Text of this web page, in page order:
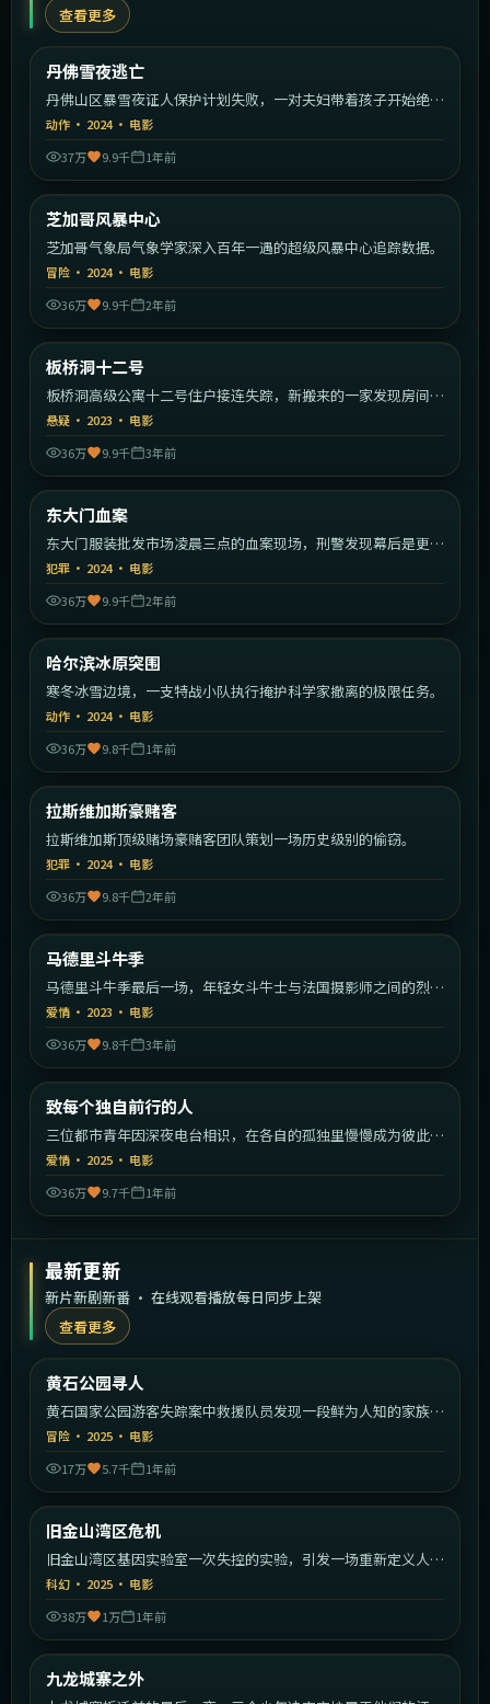
查看更多
热门
丹佛雪夜逃亡
丹佛山区暴雪夜证人保护计划失败，一对夫妇带着孩子开始绝命
逃亡。
动作 · 2024· 电影
37万
9.9千 1年前
热门
芝加哥风暴中心
芝加哥气象局气象学家深入百年一遇的超级风暴中心追踪数据。
冒险 · 2024· 电影
36万
9.9千 2年前
热门
板桥洞十二号
板桥洞高级公寓十二号住户接连失踪，新搬来的一家发现房间里
藏着秘密。
悬疑 · 2023 · 电影
36万
9.9千 3年前
热门
东大门血案
东大门服装批发市场凌晨三点的血案现场，刑警发现幕后是更大
的黑色产业。
犯罪 · 2024· 电影
36万
9.9千 2年前
热门
哈尔滨冰原突围
寒冬冰雪边境，一支特战小队执行掩护科学家撤离的极限任务。
动作 · 2024· 电影
36万
9.8千 1年前
热门
拉斯维加斯豪赌客
拉斯维加斯顶级赌场豪赌客团队策划一场历史级别的偷窃。
犯罪 · 2024· 电影
36万
9.8千 2年前
热门
马德里斗牛季
马德里斗牛季最后一场，年轻女斗牛士与法国摄影师之间的烈日
恋曲。
爱情 · 2023 · 电影
36万
9.8千 3年前
热门
致每个独自前行的人
三位都市青年因深夜电台相识，在各自的孤独里慢慢成为彼此的
灯塔。
爱情 · 2025 · 电影
36万
9.7千 1年前
最新更新
新片新剧新番 · 在线观看播放每日同步上架
查看更多
最新
黄石公园寻人
黄石国家公园游客失踪案中救援队员发现一段鲜为人知的家族秘
密。
冒险 · 2025 · 电影
17万
5.7千 1年前
最新
旧金山湾区危机
旧金山湾区基因实验室一次失控的实验，引发一场重新定义人类
的危机。
科幻 · 2025 · 电影
38万
1万 1年前
最新
九龙城寨之外